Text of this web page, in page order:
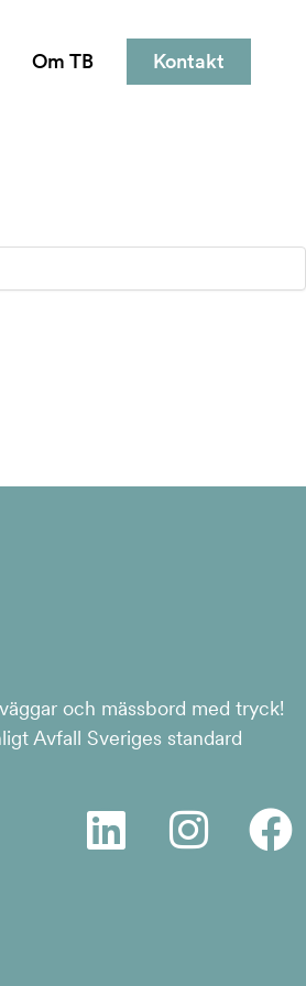
Om TB Kontakt
och mässbord med tryck!
Avfall Sveriges standard
i
n
n
s
a
c